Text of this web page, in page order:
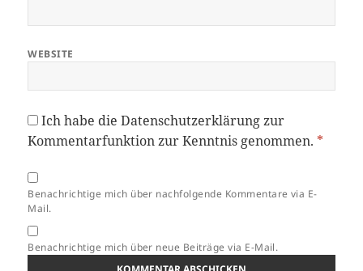
WEBSITE
Ich habe dieDatenschutzerklärungzur
Kommentarfunktion zur Kenntnis genommen. *
Benachrichtige mich über nachfolgende Kommentare via E-
Mail.
Benachrichtige mich über neue Beiträge via E-Mail.